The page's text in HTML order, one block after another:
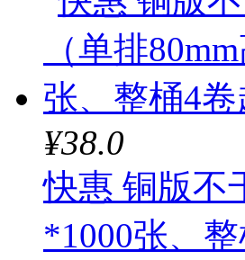
¥38.0
快惠 铜版不
*1000张、